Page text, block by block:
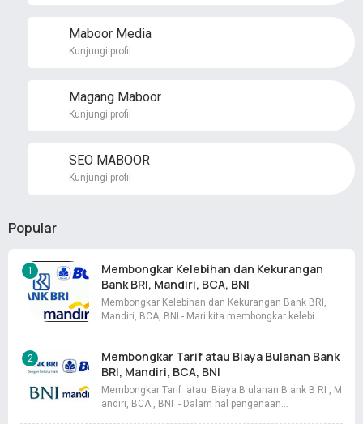
Maboor Media
Kunjungi profil
Magang Maboor
Kunjungi profil
SEO MABOOR
Kunjungi profil
Popular
Membongkar Kelebihan dan Kekurangan
Bank BRI, Mandiri, BCA, BNI
Membongkar Kelebihan dan Kekurangan Bank BRI,
Mandiri, BCA, BNI - Mari kita membongkar kelebi…
Membongkar Tarif atau Biaya Bulanan Bank
BRI, Mandiri, BCA, BNI
Membongkar Tarif atau Biaya B ulanan B ank B RI , M
andiri, BCA , BNI - Dalam hal pengenaan…